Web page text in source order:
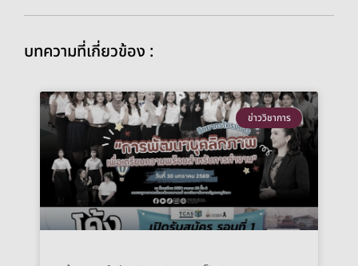
บทความที่เกี่ยวข้อง :
ข่าววิชาการ